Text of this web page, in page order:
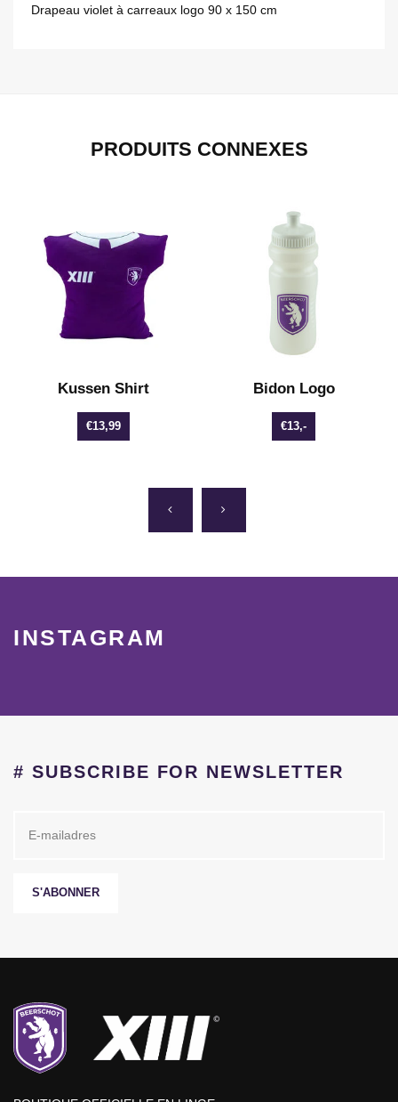
Drapeau violet à carreaux logo 90 x 150 cm
PRODUITS CONNEXES
Kussen Shirt
€13,99
Bidon Logo
€13,-
INSTAGRAM
# SUBSCRIBE FOR NEWSLETTER
S'ABONNER